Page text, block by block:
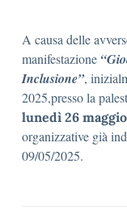
A causa delle
manifestazione
Inclusione”,
2025,presso la
lunedì 26
organizzative già
09/05/2025.